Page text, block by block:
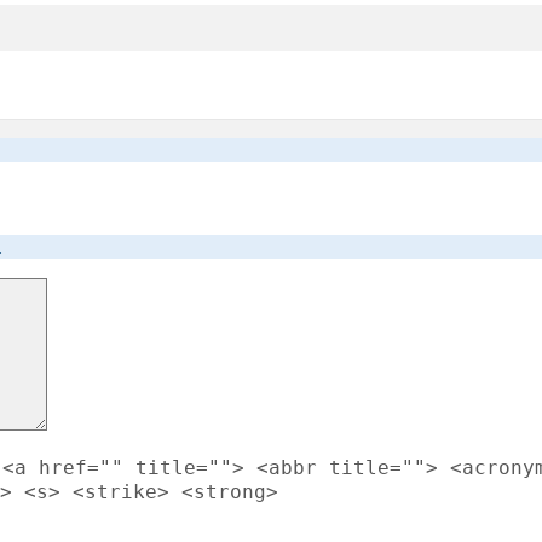
<a href="" title=""> <abbr title="">
<s> <strike> <strong>